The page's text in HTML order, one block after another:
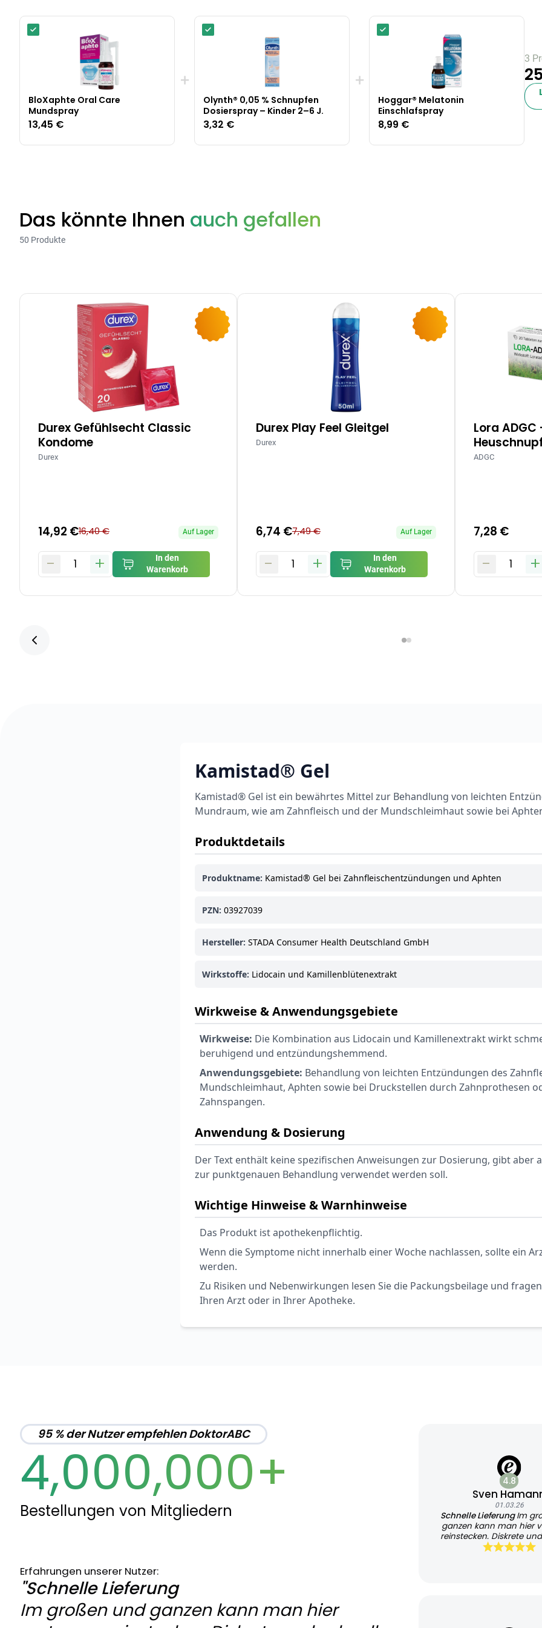
BloXaphte Oral Care
Mundspray
13,45 €
+
Olynth® 0,05 % Schnupfen
Dosierspray – Kinder 2–6 J.
3,32 €
+
Hoggar® Melatonin
Einschlafspray
8,99 €
3
Das könnte Ihnen auch gefallen
50 Produkte
Durex Gefühlsecht Classic
Kondome
Durex
14,92 €16,40 € Auf Lager
- 1 +
In den
Warenkorb
Durex Play Feel Gleitgel
Durex
6,74 €7,49 € Auf Lager
- 1 +
In den
Warenkorb
Lora ADGC
ADGC
7,28 €
- 1 +
Kamistad® Gel
Kamistad® Gel ist ein bewährtes Mittel zur Behandlung von leichten
Mundraum, wie am Zahnfleisch und der Mundschleimhaut sowie bei
Produktdetails
Produktname: Kamistad® Gel bei Zahnfleischentzündungen und Aphten
PZN: 03927039
Hersteller: STADA Consumer Health Deutschland GmbH
Wirkstoffe: Lidocain und Kamillenblütenextrakt
Wirkweise & Anwendungsgebiete
Wirkweise: Die Kombination aus Lidocain und Kamillenextrakt wirkt
beruhigend und entzündungshemmend.
Anwendungsgebiete: Behandlung von leichten Entzündungen des
Mundschleimhaut, Aphten sowie bei Druckstellen durch Zahnprothesen
Zahnspangen.
Anwendung & Dosierung
Der Text enthält keine spezifischen Anweisungen zur Dosierung, gibt aber
zur punktgenauen Behandlung verwendet werden soll.
Wichtige Hinweise & Warnhinweise
Das Produkt ist apothekenpflichtig.
Wenn die Symptome nicht innerhalb einer Woche nachlassen, sollte ein
werden.
Zu Risiken und Nebenwirkungen lesen Sie die Packungsbeilage und
Ihren Arzt oder in Ihrer Apotheke.
95 % der Nutzer empfehlen DoktorABC
4,000,000+
Bestellungen von Mitgliedern
Erfahrungen unserer Nutzer:
"Schnelle Lieferung
Im großen und ganzen kann man hier
4.8
Sven
01.03.26
Schnelle LieferungIm
ganzen kann man hier
reinstecken. Diskrete
Lieferung